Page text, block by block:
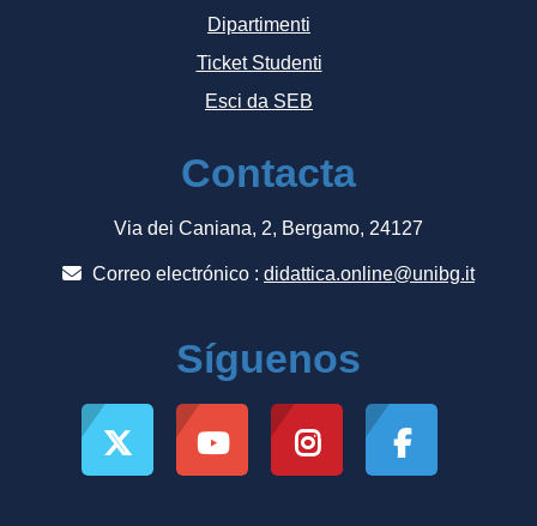
Dipartimenti
Ticket Studenti
Esci da SEB
Contacta
Via dei Caniana, 2, Bergamo, 24127
Correo electrónico : didattica.online@unibg.it
Síguenos